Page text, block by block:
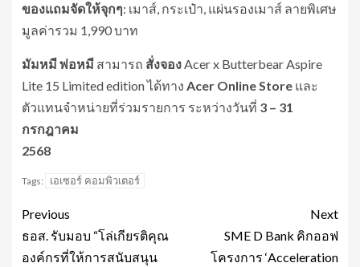
ของแถมจัดให้จุกๆ: เมาส์, กระเป๋า, แผ่นรองเมาส์ ลายพิเศษ
มูลค่ารวม 1,990 บาท
มัมหมี พ่อหมี สามารถ สั่งจองAcer x Butterbear Aspire
Lite 15 Limited edition ได้ทาง Acer Online Store และ
ตัวแทนจำหน่ายที่ร่วมรายการ ระหว่างวันที่ 3 – 31
กรกฎาคม
2568
Tags: เอเซอร์ คอมพิวเตอร์
Previous
ธอส. รับมอบ “โล่เกียรติคุณ
องค์กรที่ให้การสนับสนุน
Next
SME D Bank คิกออฟ
โครงการ ‘Acceleration